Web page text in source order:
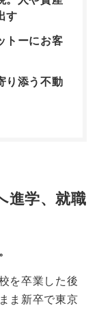
す
トーにお客
り添う不動
進学、就職
を卒業した後
ま新卒で東京